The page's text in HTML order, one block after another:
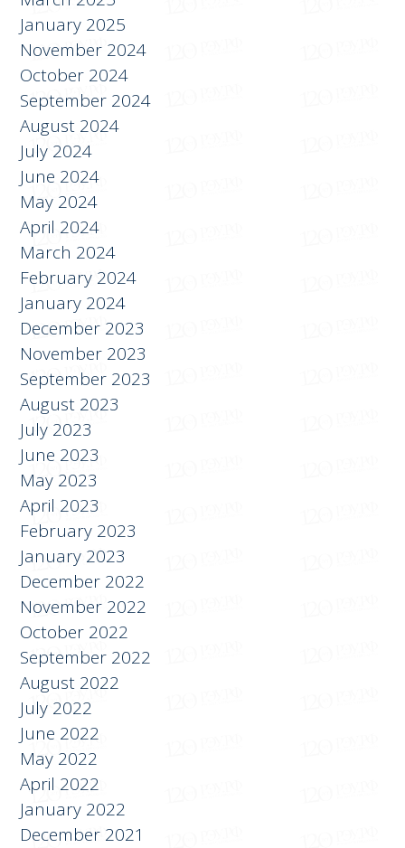
April 2025
March 2025
January 2025
November 2024
October 2024
September 2024
August 2024
July 2024
June 2024
May 2024
April 2024
March 2024
February 2024
January 2024
December 2023
November 2023
September 2023
August 2023
July 2023
June 2023
May 2023
April 2023
February 2023
January 2023
December 2022
November 2022
October 2022
September 2022
August 2022
July 2022
June 2022
May 2022
April 2022
January 2022